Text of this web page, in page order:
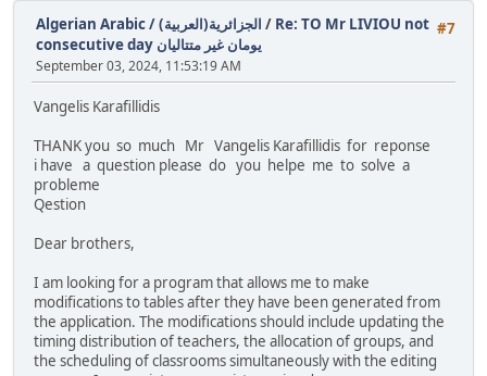
#7 Algerian Arabic / (الجزائرية(العربية / Re: TO Mr LIVIOU not
consecutive day يومان غير متتاليان
September 03, 2024, 11:53:19 AM
Vangelis Karafillidis
THANK you so much Mr Vangelis Karafillidis for reponse
i have a question please do you helpe me to solve a
probleme
Qestion
Dear brothers,
I am looking for a program that allows me to make
modifications to tables after they have been generated from
the application. The modifications should include updating the
timing distribution of teachers, the allocation of groups, and
the scheduling of classrooms simultaneously with the editing